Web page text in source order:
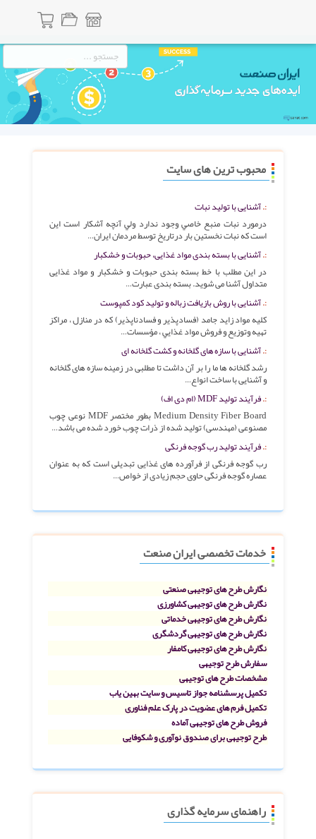
محبوب ترین های سایت
آشنایی با تولید نبات
درمورد نبات منبع خاصي وجود ندارد ولي آنچه آشکار است اين
است که نبات نخستين بار درتاريخ توسط مردمان ايران…
آشنایی با بسته بندی مواد غذایی، حبوبات و خشکبار
در این مطلب با خط بسته بندی حبوبات و خشکبار و مواد غذایی
متداول آشنا می شوید. بسته بندی عبارت…
آشنایی با روش بازیافت زباله و تولید کود کمپوست
کليه مواد زايد جامد (فسادپذير و فسادناپذير) که در منازل ، مراکز
تهيه وتوزيع و فروش مواد غذايي ، مؤسسات…
آشنایی با سازه های گلخانه و کشت گلخانه ای
رشد گلخانه ها ما را بر آن داشت تا مطلبی در زمینه سازه های گلخانه
و آشنایی با ساخت انواع…
فرآیند تولید MDF (ام دی اف)
Medium Density Fiber Board بطور مختصر MDF نوعی چوب
مصنوعی (مهندسی) تولید شده از ذرات چوب خورد شده می باشد…
فرآیند تولید رب گوجه فرنگی
رب گوجه فرنگی از فرآورده های غذایی تبدیلی است که به عنوان
عصاره گوجه فرنگی حاوی حجم زیادی از خواص…
خدمات تخصصی ایران صنعت
نگارش طرح های توجیهی صنعتی
نگارش طرح های توجیهی کشاورزی
نگارش طرح های توجیهی خدماتی
نگارش طرح های توجیهی گردشگری
نگارش طرح های توجیهی کامفار
سفارش طرح توجیهی
مشخصات طرح های توجیهی
تکمیل پرسشنامه جواز تاسیس و سایت بهین یاب
تکمیل فرم های عضویت در پارک علم فناوری
فروش طرح های توجیهی آماده
طرح توجیهی برای صندوق نوآوری و شکوفایی
راهنمای سرمایه گذاری